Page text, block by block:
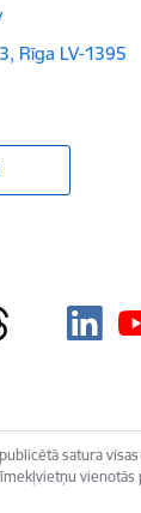
Rīga LV-1395
satura visas